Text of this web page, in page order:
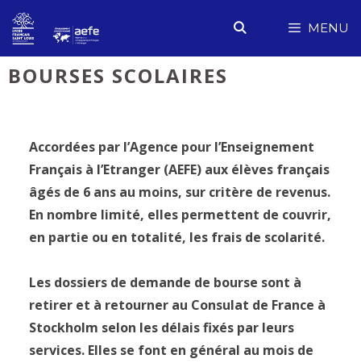
Aller
au
contenu
MENU
BOURSES SCOLAIRES
Accordées par l’Agence pour l’Enseignement
Français à l’Etranger (AEFE) aux élèves français
âgés de 6 ans au moins, sur critère de revenus.
En nombre limité, elles permettent de couvrir,
en partie ou en totalité, les frais de scolarité.
Les dossiers de demande de bourse sont à
retirer et à retourner au Consulat de France à
Stockholm selon les délais fixés par leurs
services. Elles se font en général au mois de